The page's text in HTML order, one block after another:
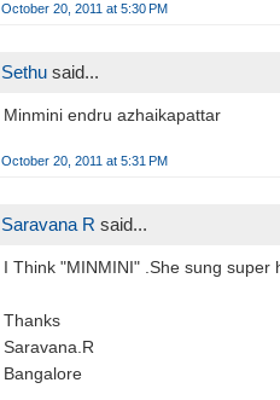
October 20, 2011 at 5:30 PM
Sethu said...
Minmini endru azhaikapattar
October 20, 2011 at 5:31 PM
Saravana R said...
I Think "MINMINI" .She sung super
Thanks
Saravana.R
Bangalore